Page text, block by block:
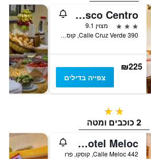
Tierra Viva Cusco Centro
3 כוכבים
מצוין 9.1
Calle Cruz Verde 390, קוסקו, פרו
₪225
צפייה בדילים
2 כוכבים
2 כוכבים ומטה
Ninos Hotel Meloc
Calle Meloc 442, קוסקו, פרו